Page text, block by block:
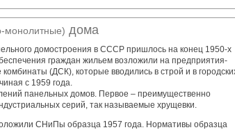
монолитные) дома
домостроения в СССР пришлось на конец 1950-х
граждан жильем возложили на предприятия-
(ДСК), которые вводились в строй и в
с 1959 года.
панельных домов. Первое – преимущественно
серий, так называемые хрущевки.
СНиПы образца 1957 года. Нормативы образца